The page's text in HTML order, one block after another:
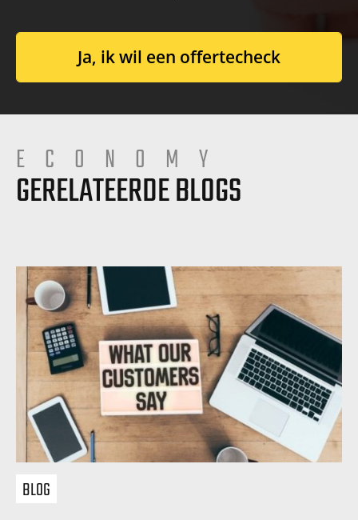
Ja, ik wil een offertecheck
ECONOMY
GERELATEERDE BLOGS
BLOG